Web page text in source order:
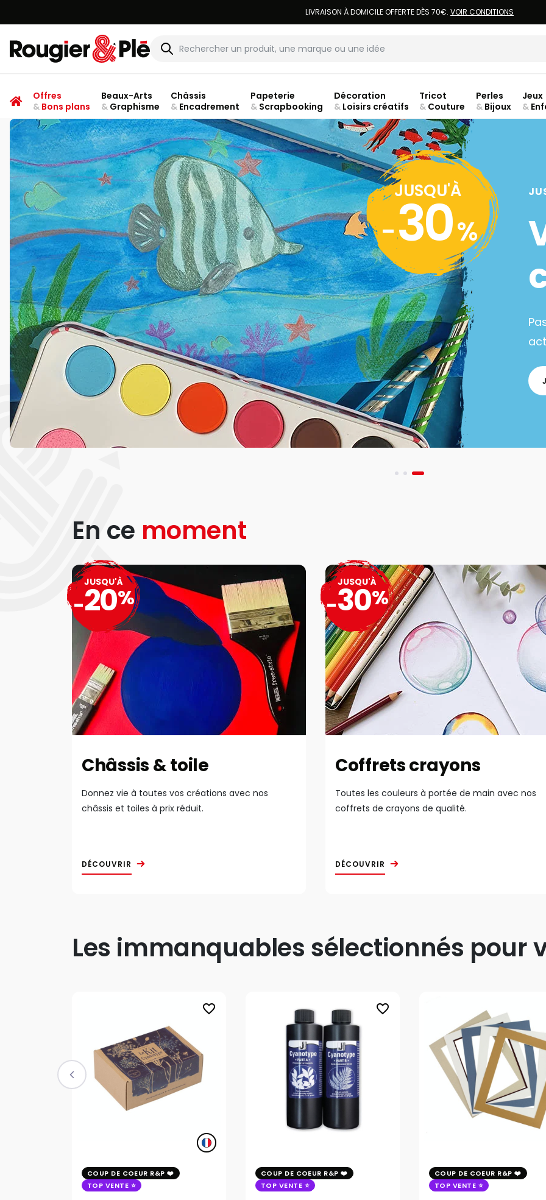
LIVRAISON À DOMICILE OFFERTE DÈS 70€. VOIR CONDITIONS
Rougier & Plé
Offres
&Bons plans
Beaux-Arts
&Graphisme
Châssis
&Encadrement
Papeterie
&Scrapbooking
Décoration
&Loisirs créatifs
Tricot
& Couture
Perles
& Bijoux
Jeux
&
JUSQU'À
-30%
En ce moment
Châssis & toile
Donnez vie à toutes vos créations avec nos
châssis et toiles à prix réduit.
DÉCOUVRIR
JUSQU'À
-20%
Coffrets crayons
Toutes les couleurs à portée de main avec nos
coffrets de crayons de qualité.
DÉCOUVRIR
JUSQU'À
-30%
Les immanquables sélectionnés pour
favorite_border
COUP DE COEUR R&P
TOP VENTE
favorite_border
COUP DE COEUR R&P
TOP VENTE
COUP DE COEUR R&P
TOP VENTE